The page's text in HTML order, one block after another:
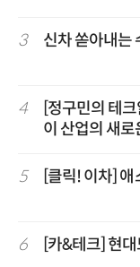
3 신차 쏟아내는
4
[정구민의 테
이 산업의 새로
5 [클릭! 이차]
6 [카&테크] 현